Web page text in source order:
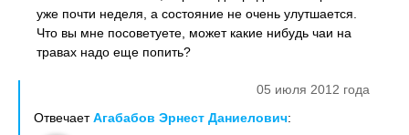
уже почти неделя, а состояние не очень улутшается.
Что вы мне посоветуете, может какие нибудь чаи на
травах надо еще попить?
05 июля 2012 года
ОтвечаетАгабабов Эрнест Даниелович: